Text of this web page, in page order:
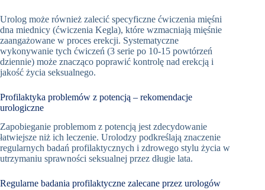
Urolog może również zalecić specyficzne ćwiczenia mięśni
dna miednicy (ćwiczenia Kegla), które wzmacniają mięśnie
zaangażowane w proces erekcji. Systematyczne
wykonywanie tych ćwiczeń (3 serie po 10-15 powtórzeń
dziennie) może znacząco poprawić kontrolę nad erekcją i
jakość życia seksualnego.
Profilaktyka problemów z potencją – rekomendacje
urologiczne
Zapobieganie problemom z potencją jest zdecydowanie
łatwiejsze niż ich leczenie. Urolodzy podkreślają znaczenie
regularnych badań profilaktycznych i zdrowego stylu życia w
utrzymaniu sprawności seksualnej przez długie lata.
Regularne badania profilaktyczne zalecane przez urologów